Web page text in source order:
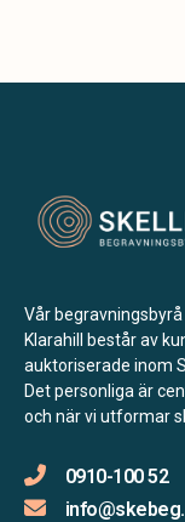
Vår begravningsbyrå
Klarahill består av
auktoriserade inom
Det personliga är
och när vi utformar
0910-100 52